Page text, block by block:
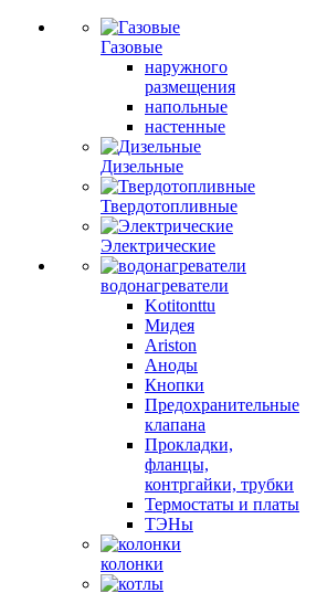
Газовые
наружного
размещения
напольные
настенные
Дизельные
Твердотопливные
Электрические
водонагреватели
Kotitonttu
Мидея
Ariston
Аноды
Кнопки
Предохранительные
клапана
Прокладки,
фланцы,
контргайки, трубки
Термостаты и платы
ТЭНы
колонки